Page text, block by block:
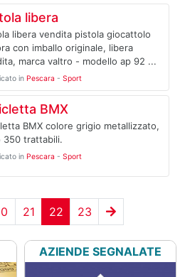
libera
libera vendita pistola giocattolo
con imballo originale, libera
marca valtro - modello ap 92 ...
in Pescara - Sport
BMX
BMX colore grigio metallizzato,
350 trattabili.
in Pescara - Sport
21 22 23
AZIENDE SEGNALATE